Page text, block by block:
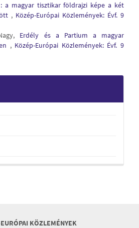
a magyar tisztikar földrajzi képe a két
, Közép-Európai Közlemények: Évf. 9
Erdély és a Partium a magyar
, Közép-Európai Közlemények: Évf. 9
KÖZLEMÉNYEK